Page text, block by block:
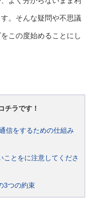
。そんな疑問や不思議
この度始めることにし
チラです！
信をするための仕組み
ことをに注意してくださ
3つの約束